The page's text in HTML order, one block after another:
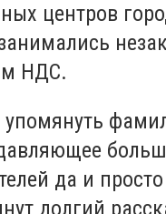
центров
НДС.
упомянуть
да и просто
долгий